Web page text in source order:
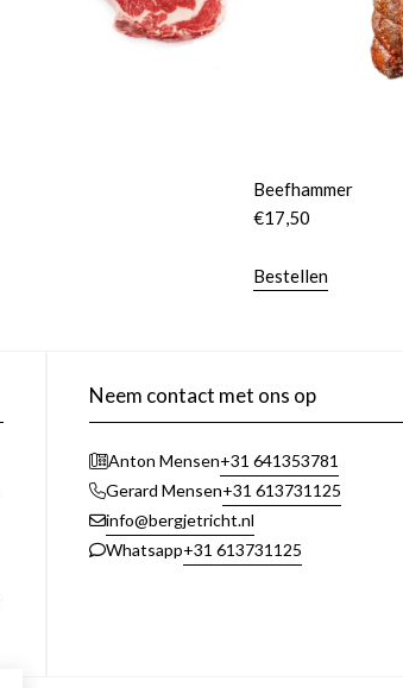
Beefhammer
€17,50
Bestellen
Neem contact met ons op
Anton Mensen+31 641353781
Gerard Mensen+31 613731125
info@bergjetricht.nl
Whatsapp+31 613731125